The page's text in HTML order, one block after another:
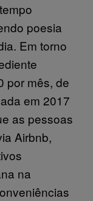
poesia
Em torno
por mês, de
em 2017
as pessoas
Airbnb,
na